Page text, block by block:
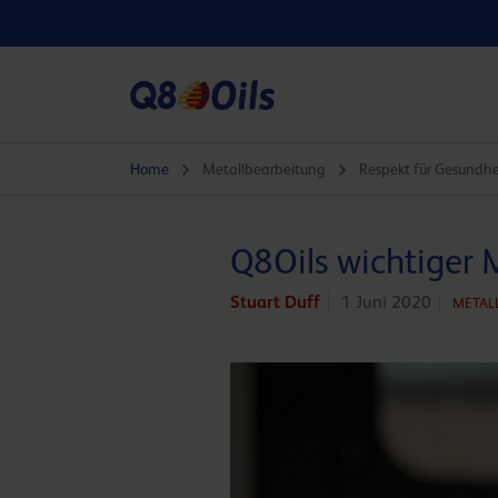
Home Metallbearbeitung Respekt für
Q8Oils wichtiger
Stuart Duff 1 Juni 2020